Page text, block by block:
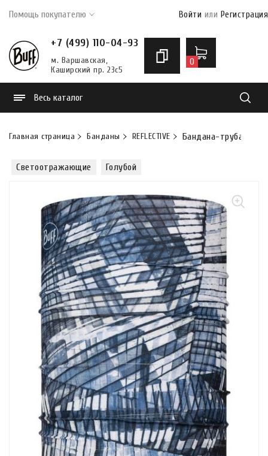
Помощь покупателю Войти или Регистрация
+7 (499) 110-04-93
м. Варшавская,
Каширский пр. 23с5
0
Весь каталог
Главная страница Банданы REFLECTIVE Бандана-труба Buff
Светоотражающие Голубой